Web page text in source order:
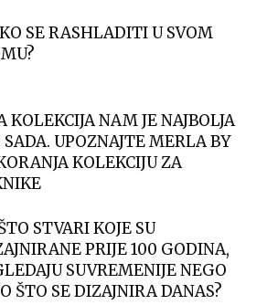
SE RASHLADITI U SVOM
KOLEKCIJA NAM JE NAJBOLJA
SADA. UPOZNAJTE MERLA BY
KOLEKCIJU ZA
STVARI KOJE SU
PRIJE 100 GODINA,
SUVREMENIJE NEGO
ŠTO SE DIZAJNIRA DANAS?